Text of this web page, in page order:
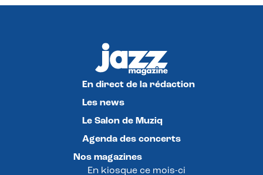
En direct de la rédaction
Les news
Le Salon de Muziq
Agenda des concerts
Nos magazines
En kiosque ce mois-ci